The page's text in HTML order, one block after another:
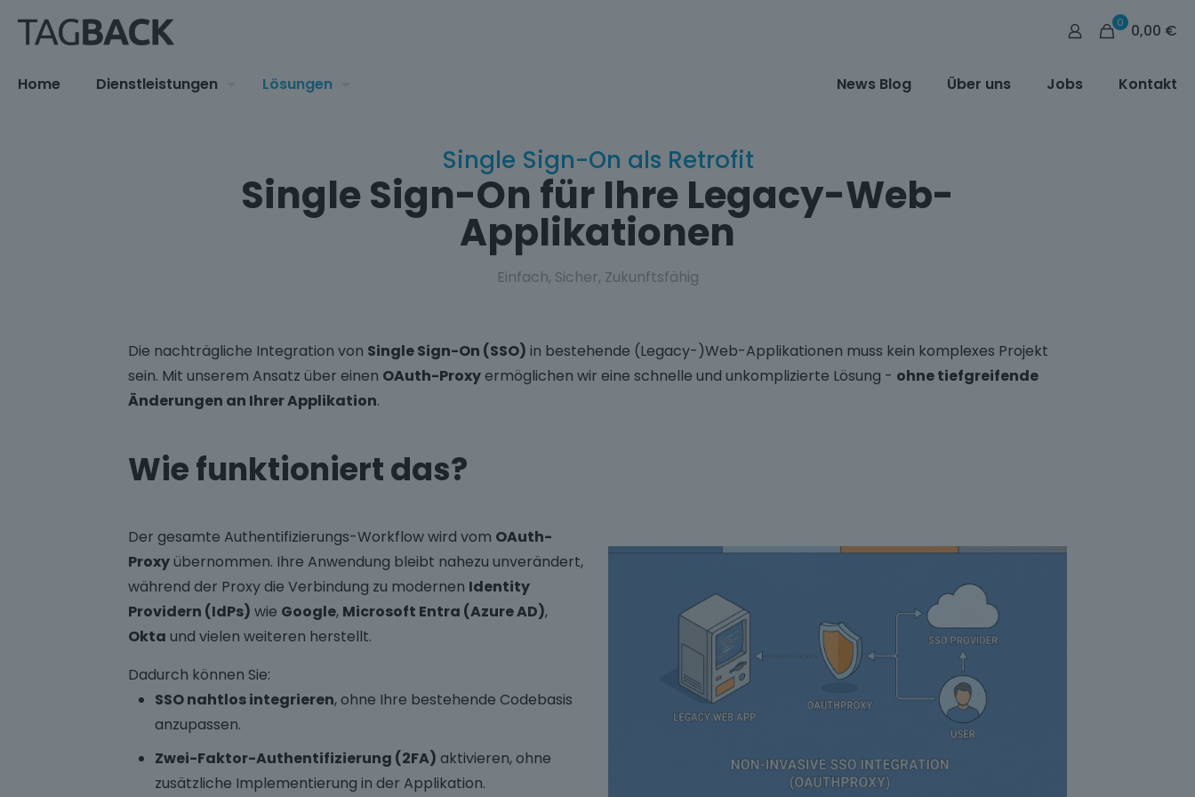
0 0,00 €
Home Dienstleistungen Lösungen News Blog Über uns Jobs Kontakt
Single Sign-On als Retrofit
Single Sign-On für Ihre Legacy-Web-
Applikationen
Einfach, Sicher, Zukunftsfähig
Die nachträgliche Integration von Single Sign-On (SSO) in bestehende (Legacy-)Web-Applikationen muss kein komplexes Projekt
sein. Mit unserem Ansatz über einen OAuth-Proxyermöglichen wir eine schnelle und unkomplizierte Lösung - ohne tiefgreifende
Änderungen an Ihrer Applikation.
Wie funktioniert das?
Der gesamte Authentifizierungs-Workflow wird vom OAuth-
Proxyübernommen. Ihre Anwendung bleibt nahezu unverändert,
während der Proxy die Verbindung zu modernen Identity
Providern (IdPs) wie Google, Microsoft Entra (Azure AD),
Okta und vielen weiteren herstellt.
Dadurch können Sie:
SSO nahtlos integrieren, ohne Ihre bestehende Codebasis
anzupassen.
Zwei-Faktor-Authentifizierung (2FA) aktivieren, ohne
zusätzliche Implementierung in der Applikation.